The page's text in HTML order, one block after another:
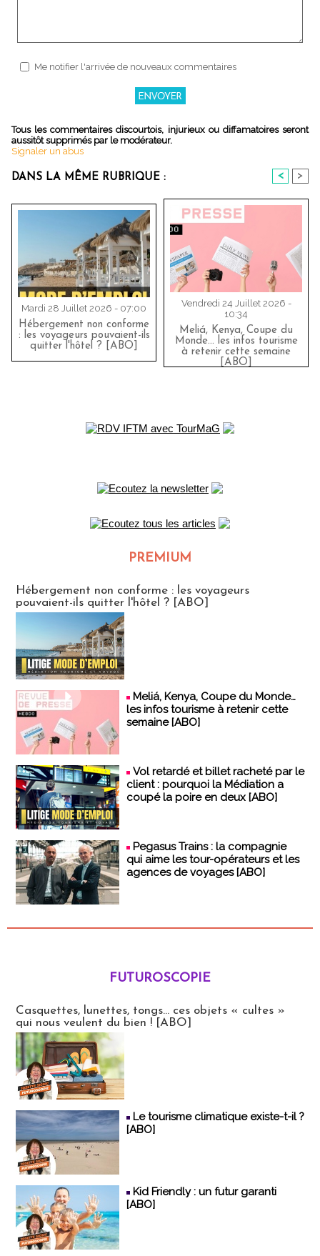
Me notifier l'arrivée de nouveaux commentaires
Tous les commentaires discourtois, injurieux ou diffamatoires seront
aussitôt supprimés par le modérateur.
Signaler un abus
DANS LA MÊME RUBRIQUE : < >
Mardi 28 Juillet 2026 - 07:00
Hébergement non conforme
: les voyageurs pouvaient-ils
quitter l'hôtel ? [ABO]
Vendredi 24 Juillet 2026 -
10:34
Meliá, Kenya, Coupe du
Monde… les infos tourisme
à retenir cette semaine
[ABO]
PREMIUM
Hébergement non conforme : les voyageurs
pouvaient-ils quitter l'hôtel ? [ABO]
Meliá, Kenya, Coupe du Monde…
les infos tourisme à retenir cette
semaine [ABO]
Vol retardé et billet racheté par le
client : pourquoi la Médiation a
coupé la poire en deux [ABO]
Pegasus Trains : la compagnie
qui aime les tour-opérateurs et les
agences de voyages [ABO]
FUTUROSCOPIE
Casquettes, lunettes, tongs... ces objets « cultes »
qui nous veulent du bien ! [ABO]
Le tourisme climatique existe-t-il ?
[ABO]
Kid Friendly : un futur garanti
[ABO]